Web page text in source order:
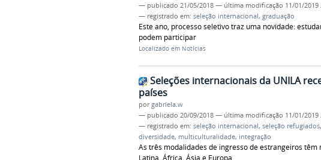
— publicado 21/05/2018 — última modificação 11/01/2019
— registrado em: seleção internacional, graduação
Este ano, processo seletivo traz uma novidade:
podem participar
Localizado em Notícias
Seleções internacionais da UNILA
países
porgabriela.w
— publicado 20/09/2018 — última modificação 11/01/2019
— registrado em: seleção internacional, seleção refugiados,
diversidade, multiculturalidade, integração
As três modalidades de ingresso de estrangeiros